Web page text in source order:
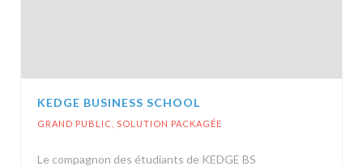
KEDGE BUSINESS SCHOOL
GRAND PUBLIC SOLUTION PACKAGÉE
Le compagnon des étudiants de KEDGE BS